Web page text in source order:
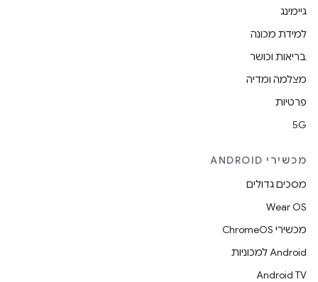
גיימינג
למידת מכונה
בריאות וכושר
מצלמה ומדיה
פרטיות
5G
מכשירי ANDROID
מסכים גדולים
Wear OS
מכשירי ChromeOS
Android למכוניות
Android TV